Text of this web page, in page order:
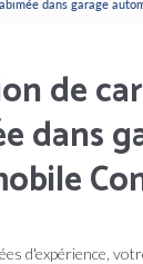
dans garage
de
dans
d'expérience,